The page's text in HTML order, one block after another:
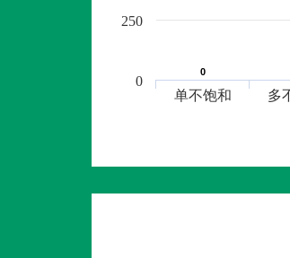
0
0
单不饱和 多
0
250